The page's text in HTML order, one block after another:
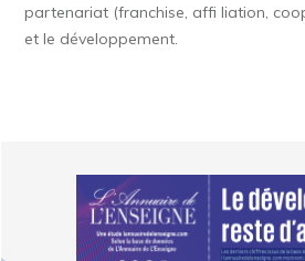
partenariat (franchise, affi liation,
et le développement.